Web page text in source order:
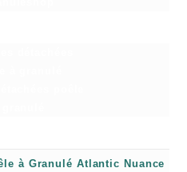
à Granulé Atlantic Nuance